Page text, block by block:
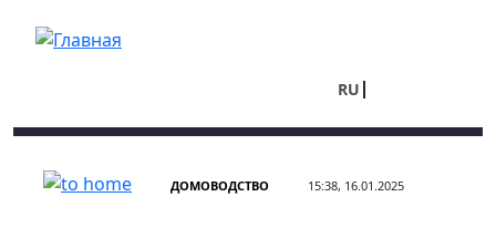
RU
ДОМОВОДСТВО 15:38, 16.01.2025